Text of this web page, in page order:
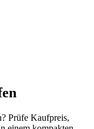
Prüfe Kaufpreis,